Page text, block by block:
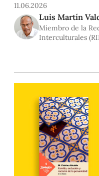
también respecto de
la Cultura Afroperuana.
11.06.2026
Luis Martín
Miembro de la
Interculturales